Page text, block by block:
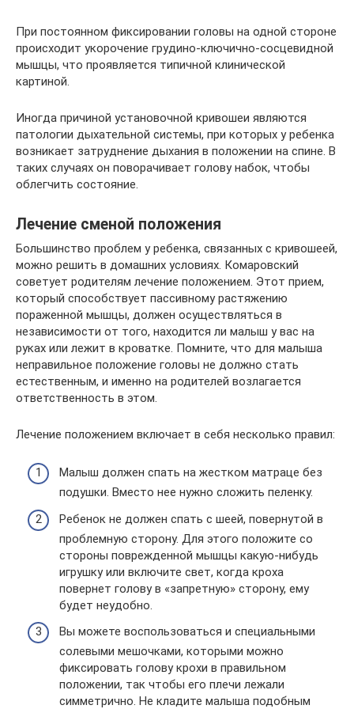
При постоянном фиксировании головы на одной стороне
происходит укорочение грудино-ключично-сосцевидной
мышцы, что проявляется типичной клинической
картиной.
Иногда причиной установочной кривошеи являются
патологии дыхательной системы, при которых у ребенка
возникает затруднение дыхания в положении на спине. В
таких случаях он поворачивает голову набок, чтобы
облегчить состояние.
Лечение сменой положения
Большинство проблем у ребенка, связанных с кривошеей,
можно решить в домашних условиях. Комаровский
советует родителям лечение положением. Этот прием,
который способствует пассивному растяжению
пораженной мышцы, должен осуществляться в
независимости от того, находится ли малыш у вас на
руках или лежит в кроватке. Помните, что для малыша
неправильное положение головы не должно стать
естественным, и именно на родителей возлагается
ответственность в этом.
Лечение положением включает в себя несколько правил:
Малыш должен спать на жестком матраце без
подушки. Вместо нее нужно сложить пеленку.
Ребенок не должен спать с шеей, повернутой в
проблемную сторону. Для этого положите со
стороны поврежденной мышцы какую-нибудь
игрушку или включите свет, когда кроха
повернет голову в «запретную» сторону, ему
будет неудобно.
Вы можете воспользоваться и специальными
солевыми мешочками, которыми можно
фиксировать голову крохи в правильном
положении, так чтобы его плечи лежали
симметрично. Не кладите малыша подобным